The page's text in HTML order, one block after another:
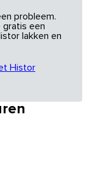
probleem.
gratis een
lakken en
Histor